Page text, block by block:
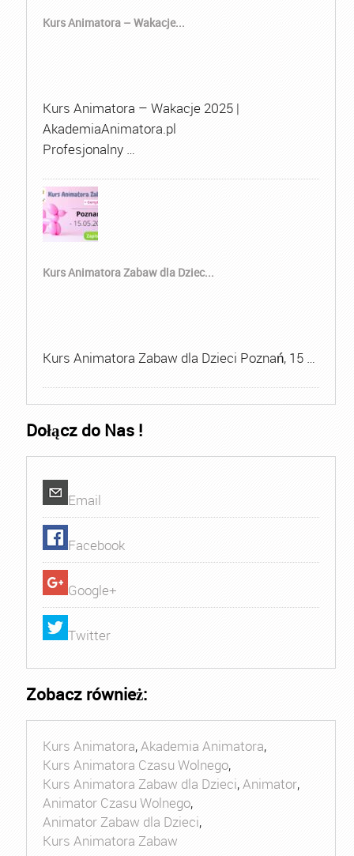
Kurs Animatora – Wakacje...
Kurs Animatora – Wakacje 2025 |
AkademiaAnimatora.pl
Profesjonalny …
Kurs Animatora Zabaw dla Dziec...
Kurs Animatora Zabaw dla Dzieci Poznań, 15 …
Dołącz do Nas !
Email
Facebook
Google+
Twitter
Zobacz również:
Kurs Animatora,Akademia Animatora,
Kurs Animatora Czasu Wolnego,
Kurs Animatora Zabaw dla Dzieci,Animator,
Animator Czasu Wolnego,
Animator Zabaw dla Dzieci,
Kurs Animatora Zabaw